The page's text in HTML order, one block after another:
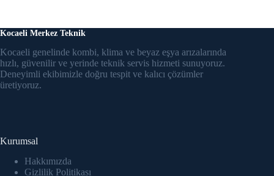
panel
panel
panel
panel
Kocaeli Merkez Teknik
Kocaeli genelinde kombi, klima ve beyaz eşya arızalarında
hızlı, güvenilir ve yerinde teknik servis hizmeti sunuyoruz.
Deneyimli ekibimizle doğru tespit ve kalıcı çözümler
üretiyoruz.
Kurumsal
Hakkımızda
Gizlilik Politikası